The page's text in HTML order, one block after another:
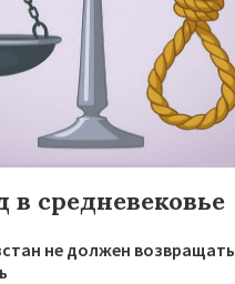
в средневековье
не должен возвращать